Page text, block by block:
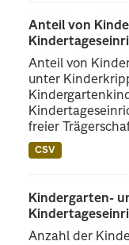
Anteil von
Anteil von
unter
freier
CSV
Kindergarten-
Anzahl der